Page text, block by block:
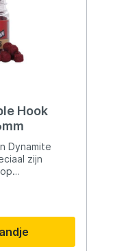
Hook
Dynamite
zijn
van deze
geur- en